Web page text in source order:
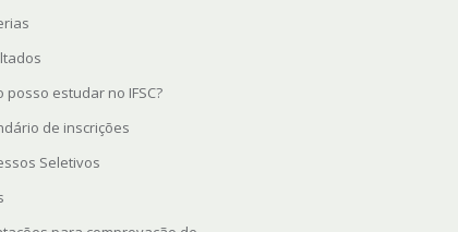
posso estudar no IFSC?
de inscrições
Seletivos